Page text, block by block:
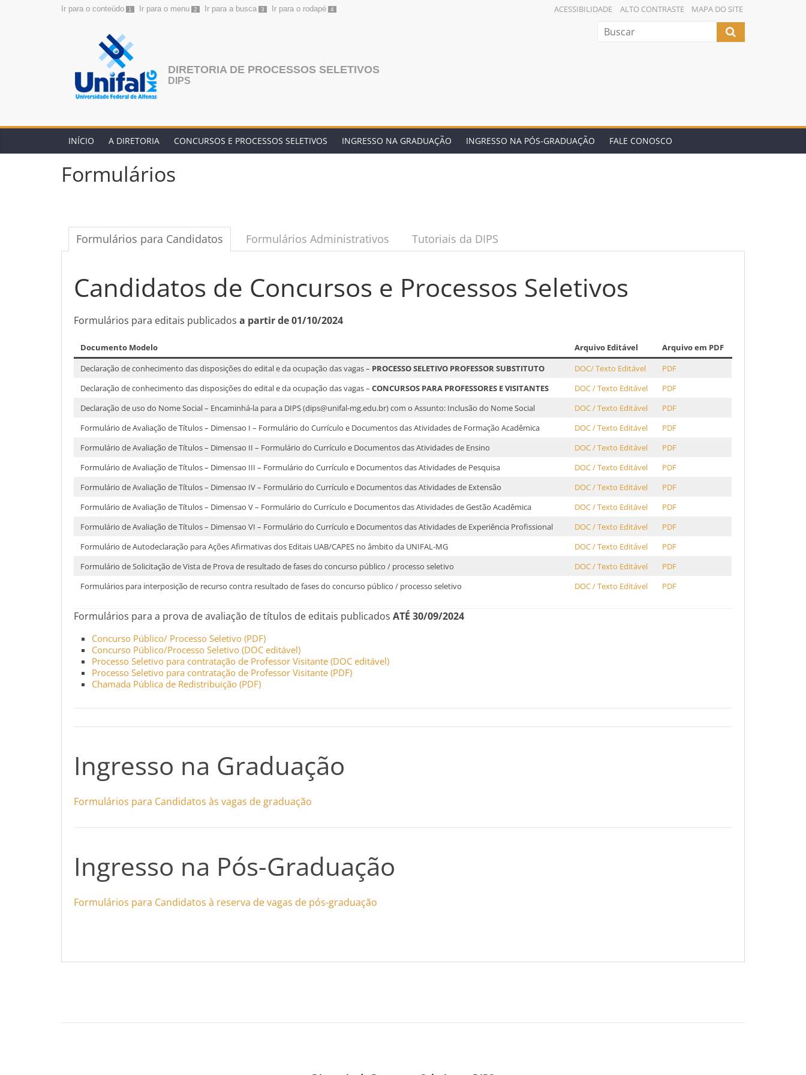
Ir para o conteúdo 1 Ir para o menu 2 Ir para a busca 3 Ir para o rodapé 4 ACESSIBILIDADE ALTO CONTRASTE MAPA DO SITE
DIRETORIA DE PROCESSOS SELETIVOS
DIPS
INÍCIO A DIRETORIA CONCURSOS E PROCESSOS SELETIVOS INGRESSO NA GRADUAÇÃO INGRESSO NA PÓS-GRADUAÇÃO FALE CONOSCO
Formulários
Formulários para Candidatos Formulários Administrativos Tutoriais da DIPS
Candidatos de Concursos e Processos Seletivos
Formulários para editais publicados a partir de 01/10/2024
Documento Modelo Arquivo Editável
Arquivo em PDF
Declaração de conhecimento das disposições do edital e da ocupação das vagas – PROCESSO SELETIVO PROFESSOR SUBSTITUTO DOC/ Texto Editável
PDF
Declaração de conhecimento das disposições do edital e da ocupação das vagas – CONCURSOS PARA PROFESSORES E VISITANTES DOC / Texto Editável
PDF
Declaração de uso do Nome Social – Encaminhá-la para a DIPS (dips@unifal-mg.edu.br) com o Assunto: Inclusão do Nome Social
DOC / Texto Editável
PDF
Formulário de Avaliação de Títulos – Dimensao I – Formulário do Currículo e Documentos das Atividades de Formação Acadêmica
DOC / Texto Editável
PDF
Formulário de Avaliação de Títulos – Dimensao II – Formulário do Currículo e Documentos das Atividades de Ensino
DOC / Texto Editável
PDF
Formulário de Avaliação de Títulos – Dimensao III – Formulário do Currículo e Documentos das Atividades de Pesquisa
DOC / Texto Editável
PDF
Formulário de Avaliação de Títulos – Dimensao IV – Formulário do Currículo e Documentos das Atividades de Extensão
DOC / Texto Editável
PDF
Formulário de Avaliação de Títulos – Dimensao V – Formulário do Currículo e Documentos das Atividades de Gestão Acadêmica
DOC / Texto Editável
PDF
Formulário de Avaliação de Títulos – Dimensao VI – Formulário do Currículo e Documentos das Atividades de Experiência Profissional
DOC / Texto Editável
PDF
Formulário de Autodeclaração para Ações Afirmativas dos Editais UAB/CAPES no âmbito da UNIFAL-MG
DOC / Texto Editável
PDF
Formulário de Solicitação de Vista de Prova de resultado de fases do concurso público / processo seletivo
DOC / Texto Editável
PDF
Formulários para interposição de recurso contra resultado de fases do concurso público / processo seletivo
DOC / Texto Editável PDF
Formulários para a prova de avaliação de títulos de editais publicados ATÉ 30/09/2024
Concurso Público/ Processo Seletivo (PDF)
Concurso Público/Processo Seletivo (DOC editável)
Processo Seletivo para contratação de Professor Visitante (DOC editável)
Processo Seletivo para contratação de Professor Visitante (PDF)
Chamada Pública de Redistribuição (PDF)
Ingresso na Graduação
Formulários para Candidatos às vagas de graduação
Ingresso na Pós-Graduação
Formulários para Candidatos à reserva de vagas de pós-graduação